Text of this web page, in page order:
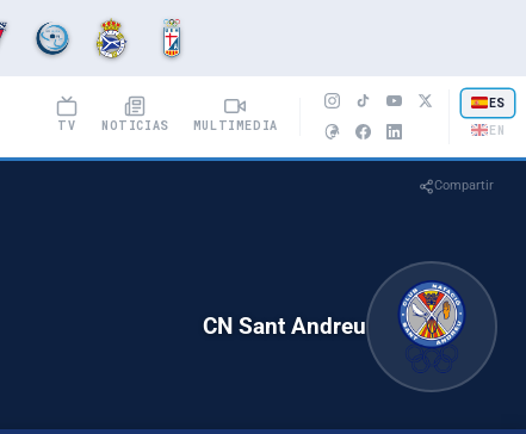
TV NOTICIAS MULTIMEDIA
ES
EN
Compartir
CN Sant Andreu